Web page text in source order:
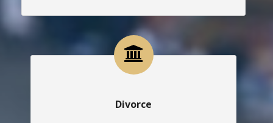
Divorce